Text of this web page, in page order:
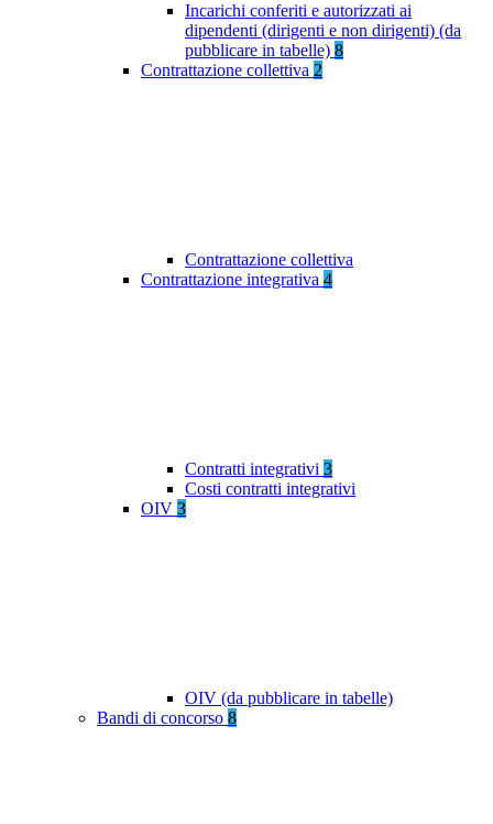
Incarichi conferiti e autorizzati ai
dipendenti (dirigenti e non dirigenti) (da
pubblicare in tabelle) 8
Contrattazione collettiva 2
Contrattazione collettiva
Contrattazione integrativa 4
Contratti integrativi 3
Costi contratti integrativi
OIV 3
OIV (da pubblicare in tabelle)
Bandi di concorso 8